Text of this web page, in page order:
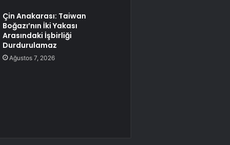
Çin Anakarası: Taiwan
Boğazı’nın İki Yakası
Arasındaki İşbirliği
Durdurulamaz
Ağustos 7, 2026